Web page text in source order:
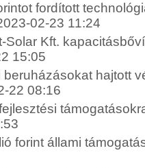
fordított
02-23 11:24
Solar Kft.
15:05
hajtott
22 08:16
forint állami